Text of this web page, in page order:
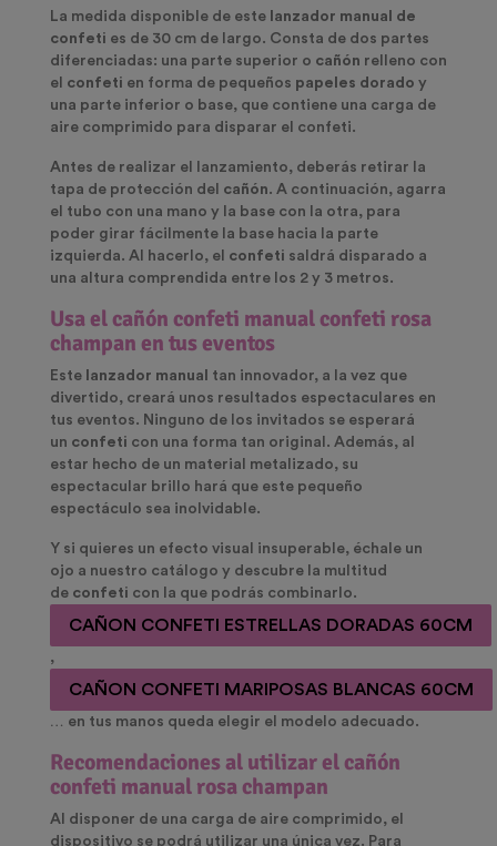
La medida disponible de este lanzador manual de
confeti es de 30 cm de largo. Consta de dos partes
diferenciadas: una parte superior o cañón relleno con
el confeti en forma de pequeños papeles dorado y
una parte inferior o base, que contiene una carga de
aire comprimido para disparar el confeti.
Antes de realizar el lanzamiento, deberás retirar la
tapa de protección del cañón. A continuación, agarra
el tubo con una mano y la base con la otra, para
poder girar fácilmente la base hacia la parte
izquierda. Al hacerlo, el confeti saldrá disparado a
una altura comprendida entre los 2 y 3 metros.
Usa el cañón confeti manual confeti rosa
champan en tus eventos
Este lanzador manual
tan innovador, a la vez que
divertido, creará unos resultados espectaculares en
tus eventos. Ninguno de los invitados se esperará
un confeti con una forma tan original. Además, al
estar hecho de un material metalizado, su
espectacular brillo hará que este pequeño
espectáculo sea inolvidable.
Y si quieres un efecto visual insuperable, échale un
ojo a nuestro catálogo y descubre la multitud
de confeti con la que podrás combinarlo.
CAÑON CONFETI ESTRELLAS DORADAS 60CM
,
CAÑON CONFETI MARIPOSAS BLANCAS 60CM
… en tus manos queda elegir el modelo adecuado.
Recomendaciones al utilizar el cañón
confeti manual rosa champan
Al disponer de una carga de aire comprimido, el
dispositivo se podrá utilizar una única vez. Para